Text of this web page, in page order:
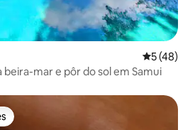
5 (48)
beira-mar e pôr do sol em Samui